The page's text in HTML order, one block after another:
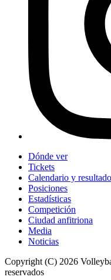
Dónde ver
Tickets
Calendario y
Posiciones
Estadísticas
Competición
Ciudad anfitriona
Media
Noticias
Copyright (C) 2026
reservados